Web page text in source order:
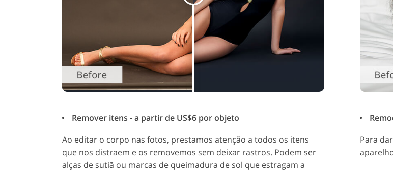
Remover itens - a partir de US$6 por objeto
Ao editar o corpo nas fotos, prestamos atenção a todos os itens
que nos distraem e os removemos sem deixar rastros. Podem ser
alças de sutiã ou marcas de queimadura de sol que estragam a
Para